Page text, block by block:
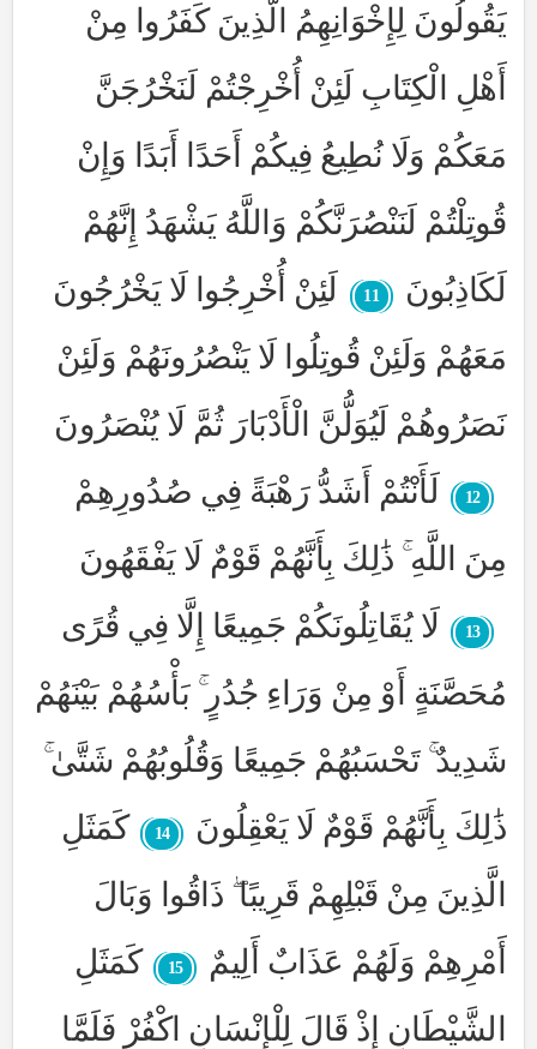
يَقُولُونَ لِإِخْوَانِهِمُ الَّذِينَ كَفَرُوا مِنْ
أَهْلِ الْكِتَابِ لَئِنْ أُخْرِجْتُمْ لَنَخْرُجَنَّ
مَعَكُمْ وَلَا نُطِيعُ فِيكُمْ أَحَدًا أَبَدًا وَإِنْ
قُوتِلْتُمْ لَنَنْصُرَنَّكُمْ وَاللَّهُ يَشْهَدُ إِنَّهُمْ
لَكَاذِبُونَ
11
لَئِنْ أُخْرِجُوا لَا يَخْرُجُونَ
مَعَهُمْ وَلَئِنْ قُوتِلُوا لَا يَنْصُرُونَهُمْ وَلَئِنْ
نَصَرُوهُمْ لَيُوَلُّنَّ الْأَدْبَارَ ثُمَّ لَا يُنْصَرُونَ
12
لَأَنْتُمْ أَشَدُّ رَهْبَةً فِي صُدُورِهِمْ
مِنَ اللَّهِ ۚ ذَٰلِكَ بِأَنَّهُمْ قَوْمٌ لَا يَفْقَهُونَ
13
لَا يُقَاتِلُونَكُمْ جَمِيعًا إِلَّا فِي قُرًى
مُحَصَّنَةٍ أَوْ مِنْ وَرَاءِ جُدُرٍ ۚ بَأْسُهُمْ بَيْنَهُمْ
شَدِيدٌ ۚ تَحْسَبُهُمْ جَمِيعًا وَقُلُوبُهُمْ شَتَّىٰ ۚ
ذَٰلِكَ بِأَنَّهُمْ قَوْمٌ لَا يَعْقِلُونَ
14
كَمَثَلِ
الَّذِينَ مِنْ قَبْلِهِمْ قَرِيبًا ۖ ذَاقُوا وَبَالَ
أَمْرِهِمْ وَلَهُمْ عَذَابٌ أَلِيمٌ
15
كَمَثَلِ
الشَّيْطَانِ إِذْ قَالَ لِلْإِنْسَانِ اكْفُرْ فَلَمَّا